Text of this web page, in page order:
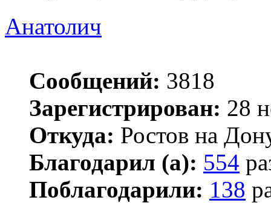
Анатолич
Сообщений: 3818
Зарегистрирован: 28
Откуда: Ростов на
Благодарил (а): 554
Поблагодарили: 138